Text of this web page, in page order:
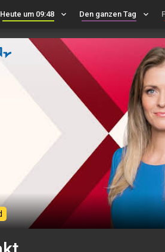
Heute um 09:48 keyboard_arrow_down Den ganzen Tag keyboard_arrow_down